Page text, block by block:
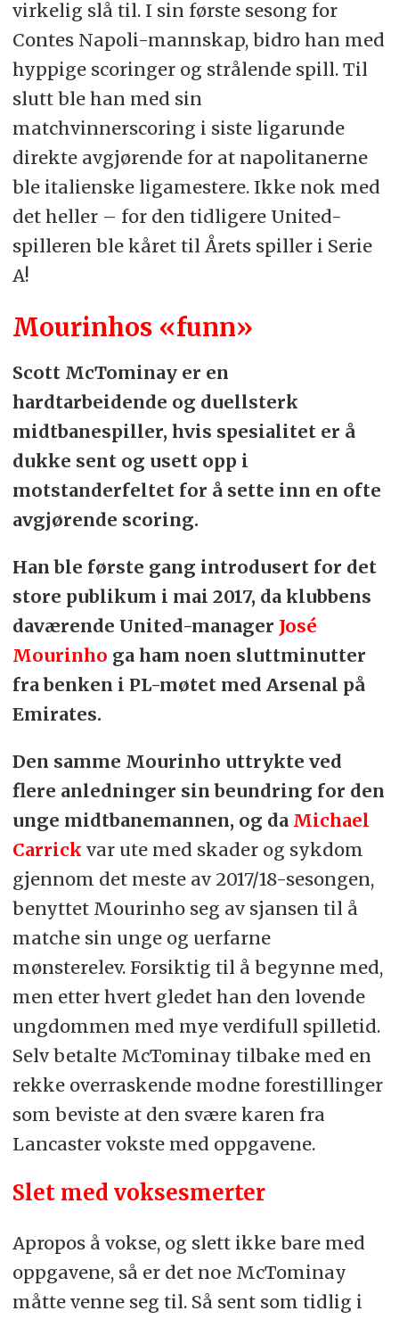
virkelig slå til. I sin første sesong for
Contes Napoli-mannskap, bidro han med
hyppige scoringer og strålende spill. Til
slutt ble han med sin
matchvinnerscoring i siste ligarunde
direkte avgjørende for at napolitanerne
ble italienske ligamestere. Ikke nok med
det heller – for den tidligere United-
spilleren ble kåret til Årets spiller i Serie
A!
Mourinhos «funn»
Scott McTominay er en
hardtarbeidende og duellsterk
midtbanespiller, hvis spesialitet er å
dukke sent og usett opp i
motstanderfeltet for å sette inn en ofte
avgjørende scoring.
Han ble første gang introdusert for det
store publikum i mai 2017, da klubbens
daværende United-manager José
Mourinho ga ham noen sluttminutter
fra benken i PL-møtet med Arsenal på
Emirates.
Den samme Mourinho uttrykte ved
flere anledninger sin beundring for den
unge midtbanemannen, og da Michael
Carrick var ute med skader og sykdom
gjennom det meste av 2017/18-sesongen,
benyttet Mourinho seg av sjansen til å
matche sin unge og uerfarne
mønsterelev. Forsiktig til å begynne med,
men etter hvert gledet han den lovende
ungdommen med mye verdifull spilletid.
Selv betalte McTominay tilbake med en
rekke overraskende modne forestillinger
som beviste at den svære karen fra
Lancaster vokste med oppgavene.
Slet med voksesmerter
Apropos å vokse, og slett ikke bare med
oppgavene, så er det noe McTominay
måtte venne seg til. Så sent som tidlig i